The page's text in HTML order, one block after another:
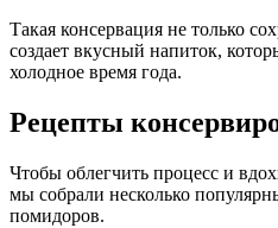
Такая консервация не только
создает вкусный напиток,
холодное время года.
Рецепты
Чтобы облегчить процесс и
мы собрали несколько
помидоров.